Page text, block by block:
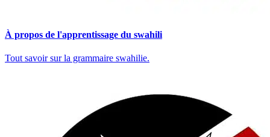
À propos de l'apprentissage du swahili
Tout savoir sur la grammaire swahilie.